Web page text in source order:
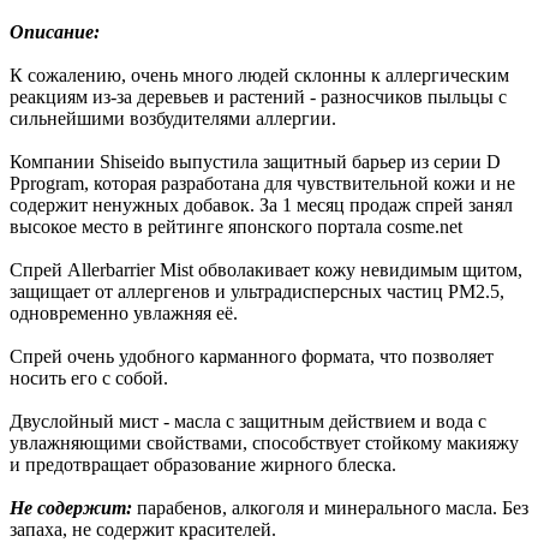
Описание:
К сожалению, очень много людей склонны к аллергическим
реакциям из-за деревьев и растений - разносчиков пыльцы с
сильнейшими возбудителями аллергии.
Компании Shiseido выпустила защитный барьер из серии D
Pprogram, которая разработана для чувствительной кожи и не
содержит ненужных добавок. За 1 месяц продаж спрей занял
высокое место в рейтинге японского портала cosme.net
Спрей Allerbarrier Mist обволакивает кожу невидимым щитом,
защищает от аллергенов и ультрадисперсных частиц PM2.5,
одновременно увлажняя её.
Спрей очень удобного карманного формата, что позволяет
носить его с собой.
Двуслойный мист - масла с защитным действием и вода с
увлажняющими свойствами, способствует стойкому макияжу
и предотвращает образование жирного блеска.
Не содержит: парабенов, алкоголя и минерального масла. Без
запаха, не содержит красителей.